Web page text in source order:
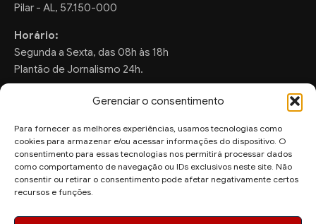
Gerenciar o consentimento
Para fornecer as melhores experiências, usamos tecnologias como
cookies para armazenar e/ou acessar informações do dispositivo. O
consentimento para essas tecnologias nos permitirá processar dados
como comportamento de navegação ou IDs exclusivos neste site. Não
consentir ou retirar o consentimento pode afetar negativamente certos
recursos e funções.
Pilar - AL, 57.150-000
Horário:
Segunda a Sexta, das 08h às 18h
Plantão de Jornalismo 24h.
FALE CONOSCO
Sugestões de Pauta:
ronaldo.valentim150@gmail.com